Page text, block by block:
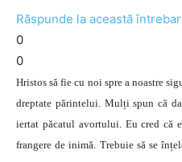
Răspunde la această
0
0
Hristos să fie cu noi spre a noastre
dreptate părintelui. Mulți spun că
iertat păcatul avortului. Eu cred că
frangere de inimă. Trebuie să se